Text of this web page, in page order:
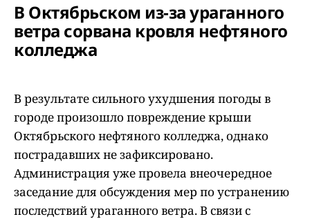
В Октябрьском из-за ураганного
ветра сорвана кровля нефтяного
колледжа
В результате сильного ухудшения погоды в
городе произошло повреждение крыши
Октябрьского нефтяного колледжа, однако
пострадавших не зафиксировано.
Администрация уже провела внеочередное
заседание для обсуждения мер по устранению
последствий ураганного ветра. В связи с